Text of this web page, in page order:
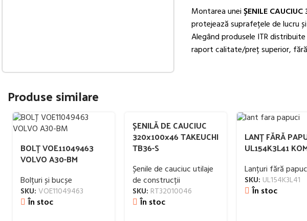
Montarea uneiȘENILE
protejează suprafețele de lucru
Alegând produsele ITR
raport calitate/preț superior,
Produse similare
BOLȚ VOE11049463
VOLVO A30-BM
Bolțuri și bucșe
SKU: VOE11049463
În stoc
ȘENILĂ DE CAUCIUC
320x100x46 TAKEUCHI
TB36-S
Șenile de cauciuc utilaje
de construcții
SKU: RT32010046
În stoc
LANȚ FĂRĂ
UL154K3L41
Lanțuri fără
SKU: UL154K3L41
În stoc